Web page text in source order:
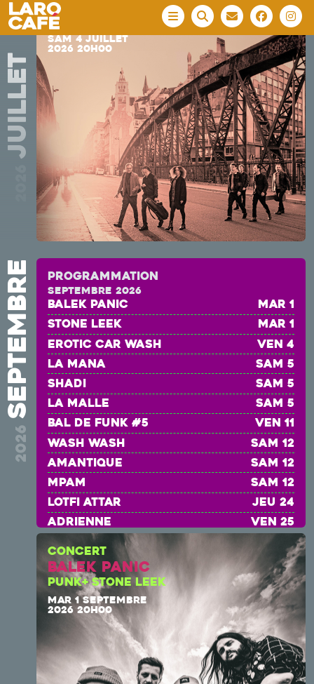
uptight
SOUL/FUNK
SAM 4 JUILLET
2026 20H00
2026
septembre Programmation
septembre 2026
Balek Panic
mar 1
Stone Leek
mar 1
EROTIC CAR WASH
ven 4
La Mana
sam 5
Shadi
sam 5
la malle
sam 5
BAL DE FUNK #5
ven 11
wash wash
sam 12
amantique
sam 12
mpam
sam 12
Lotfi Attar
jeu 24
ADRIENNE
ven 25
Rose Béton
sam 26
CRASH TEST
sam 26
AGNÈS ET LENNY
sam 26
CONCERT
Balek Panic
PUNK+ STONE LEEK
MAR 1 SEPTEMBRE
2026 20H00